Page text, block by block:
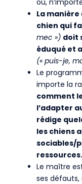
La
chien qui
mec ») doit
éduqué et
(« puis-je,
Le
importe la
comment
l’adapter
rédige
les chiens
sociables/
ressources.
Le maître
ses défauts,